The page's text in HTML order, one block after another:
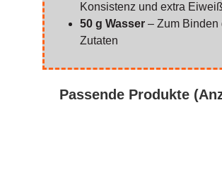
Konsistenz und extra Eiweiß
50 g Wasser– Zum Binden
Zutaten
Passende Produkte